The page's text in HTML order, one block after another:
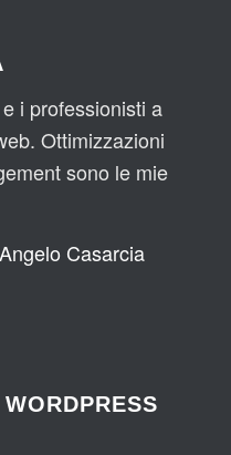
i professionisti a
Ottimizzazioni
sono le mie
Casarcia